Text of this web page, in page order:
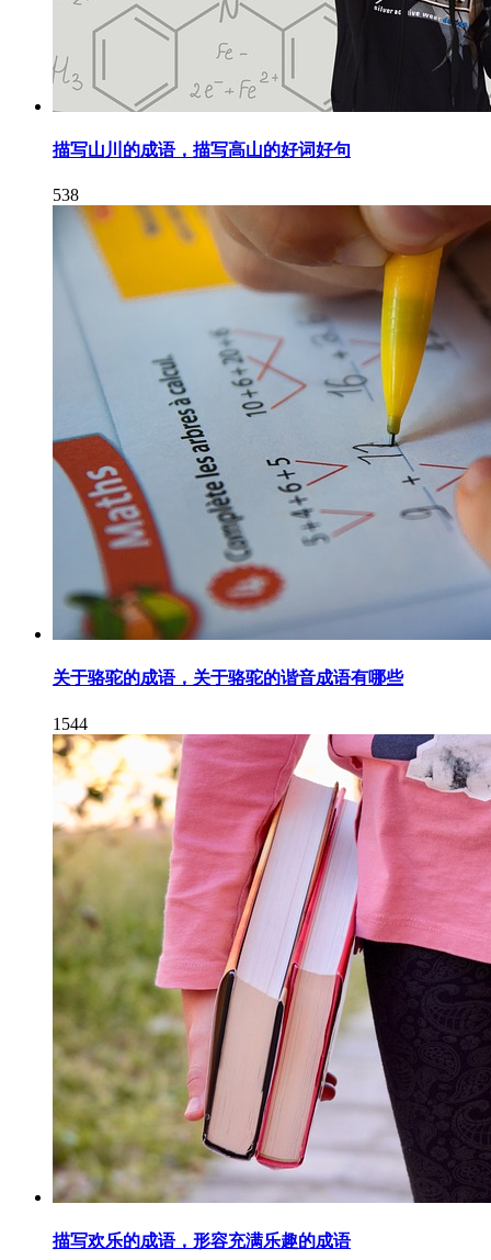
描写山川的成语，描写高山的好词好句
538
关于骆驼的成语，关于骆驼的谐音成语有哪些
1544
描写欢乐的成语，形容充满乐趣的成语